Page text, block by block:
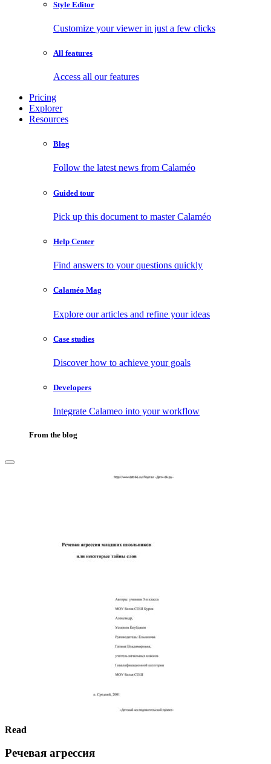
Style Editor
Customize your viewer in just a few clicks
All features
Access all our features
Pricing
Explorer
Resources
Blog
Follow the latest news from Calaméo
Guided tour
Pick up this document to master Calaméo
Help Center
Find answers to your questions quickly
Calaméo Mag
Explore our articles and refine your ideas
Case studies
Discover how to achieve your goals
Developers
Integrate Calameo into your workflow
From the blog
Read
Речевая агрессия